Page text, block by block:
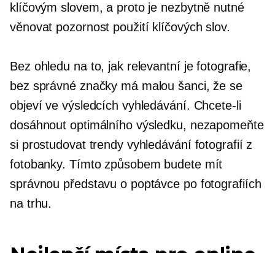
klíčovým slovem, a proto je nezbytně nutné
věnovat pozornost použití klíčových slov.
Bez ohledu na to, jak relevantní je fotografie,
bez správné značky má malou šanci, že se
objeví ve výsledcích vyhledávání. Chcete-li
dosáhnout optimálního výsledku, nezapomeňte
si prostudovat trendy vyhledávání fotografií z
fotobanky. Tímto způsobem budete mít
správnou představu o poptávce po fotografiích
na trhu.